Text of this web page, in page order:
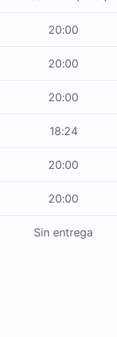
20:00
20:00
20:00
18:24
20:00
20:00
Sin entrega